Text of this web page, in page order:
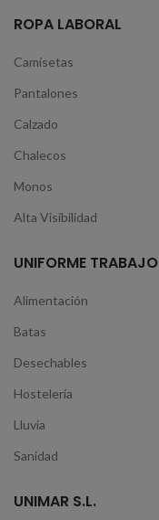
ROPA LABORAL
Camisetas
Pantalones
Calzado
Chalecos
Monos
Alta Visibilidad
UNIFORME TRABAJO
Alimentación
Batas
Desechables
Hostelería
Lluvia
Sanidad
UNIMAR S.L.